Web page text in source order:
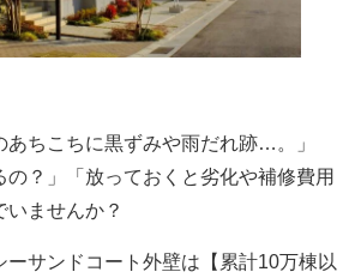
あちこちに黒ずみや雨だれ跡…。」
の？」「放っておくと劣化や補修費用
ませんか？
ーサンドコート外壁は【累計10万棟以